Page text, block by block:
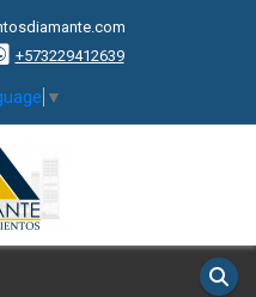
+573229412639
▼